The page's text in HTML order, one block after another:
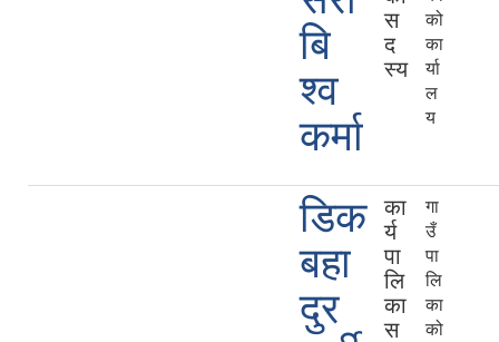
बि
श्व
कर्मा
स
द
स्य
को
का
र्या
ल
य
डिक
बहा
दुर
का
र्य
पा
लि
का
स
गा
उँ
पा
लि
का
को